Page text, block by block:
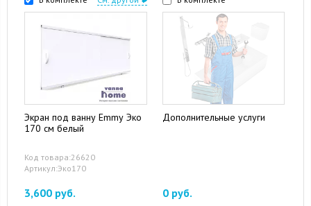
Экран под ванну Emmy Эко
170 см белый
Код товара:26620
Артикул:Эко170
3,600 руб.
Дополнительные услуги
0 руб.